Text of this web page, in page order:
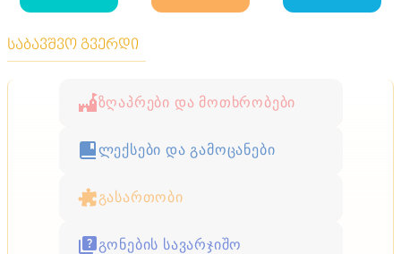
საბავშვო გვერდი
ზღაპრები და მოთხრობები
ლექსები და გამოცანები
გასართობი
გონების სავარჯიშო